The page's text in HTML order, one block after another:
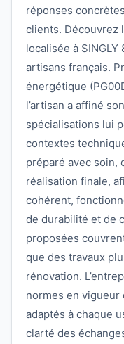
réponses
clients. Découvrez
localisée à SINGLY
artisans français.
énergétique
l’artisan a affiné
spécialisations lui
contextes
préparé avec soin,
réalisation finale,
cohérent,
de durabilité et de
proposées
que des travaux
rénovation.
normes en vigueur
adaptés à chaque
clarté des